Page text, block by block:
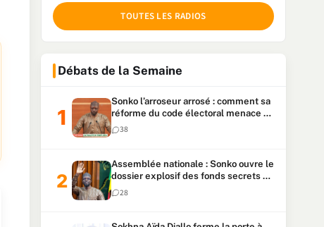
TOUTES LES RADIOS
Débats de la Semaine
Sonko l’arroseur arrosé : comment sa
réforme du code électoral menace sa
candidature
38
Assemblée nationale : Sonko ouvre le
dossier explosif des fonds secrets et
du patrimoine présidentiel
28